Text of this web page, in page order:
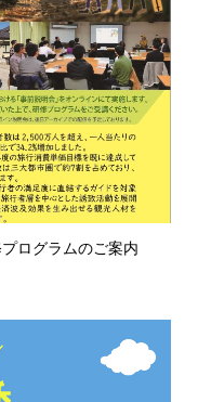
ログラムのご案内